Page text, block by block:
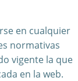
en cualquier
normativas
vigente la que
en la web.